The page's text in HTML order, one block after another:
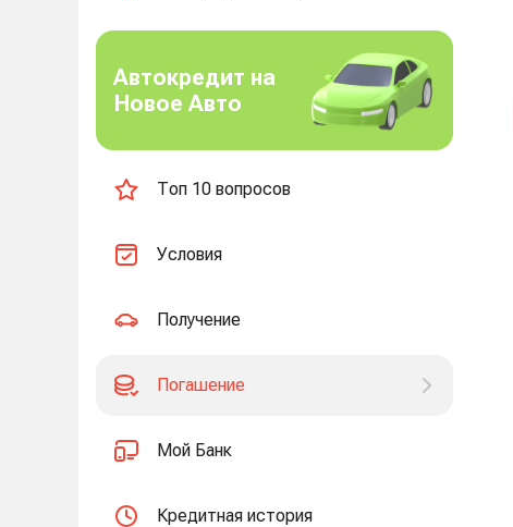
Автокредит на
Новое Авто
Топ 10 вопросов
Условия
Получение
Погашение
Мой Банк
Кредитная история